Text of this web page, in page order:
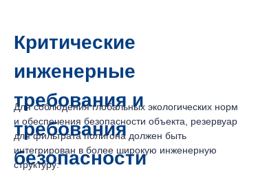
Критические
инженерные
требования и
требования
безопасности
Для соблюдения глобальных экологических норм
и обеспечения безопасности объекта, резервуар
для фильтрата полигона должен быть
интегрирован в более широкую инженерную
структуру: